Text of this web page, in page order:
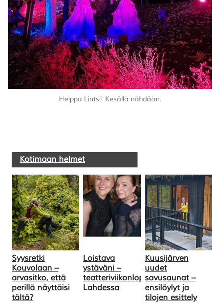
Heippa Lintsi! Kesällä nähdään.
Kotimaan helmet
Syysretki
Kouvolaan –
arvasitko, että
perillä näyttäisi
tältä?
Loistava
ystäväni –
teatteriviikonloppu
Lahdessa
Kuusijärven
uudet
savusaunat –
ensilöylyt ja
tilojen esittely